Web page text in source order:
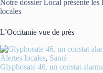
Notre dossier Local présente les
locales
L’Occitanie vue de près
Alertes locales, Santé
Glyphosate 46, un constat